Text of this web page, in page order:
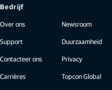
Bedrijf
Over ons
Support
Contacteer ons
Carrières
Newsroom
Duurzaamheid
Privacy
Topcon Global